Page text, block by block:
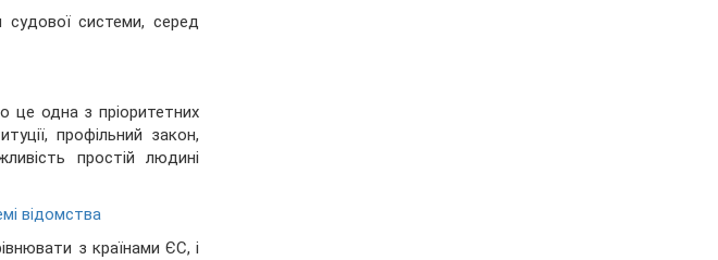
судової системи, серед
це одна з пріоритетних
профільний закон,
простій людині
відомства
з країнами ЄС, і